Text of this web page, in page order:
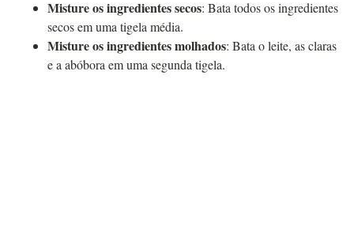
Misture os ingredientes secos: Bata todos os ingredientes
secos em uma tigela média.
Misture os ingredientes molhados: Bata o leite, as claras
e a abóbora em uma segunda tigela.